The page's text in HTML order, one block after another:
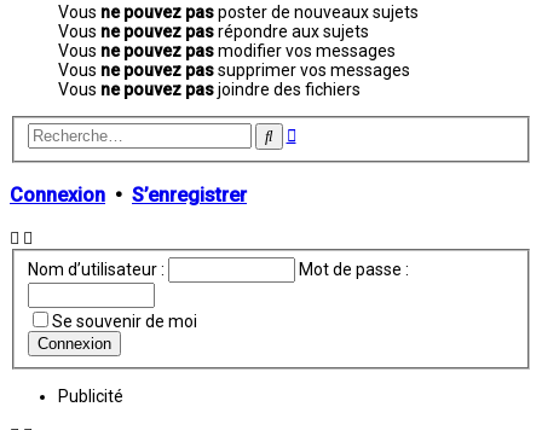
Vous ne pouvez pasposter de nouveaux sujets
Vous ne pouvez pasrépondre aux sujets
Vous ne pouvez pasmodifier vos messages
Vous ne pouvez passupprimer vos messages
Vous ne pouvez pasjoindre des fichiers
Rechercher
Recherche
Connexion • S’enregistrer
Nom d’utilisateur : Mot de passe :
Se souvenir de moi
Publicité